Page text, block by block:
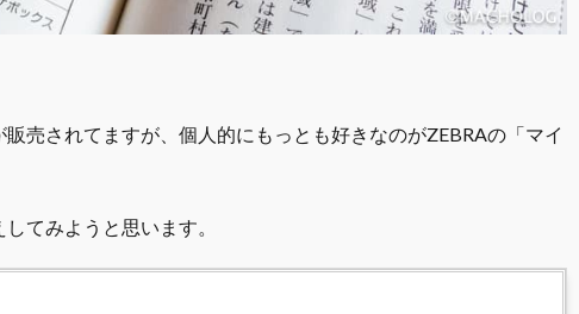
売されてますが、個人的にもっとも好きなのがZEBRAの「マイ
てみようと思います。